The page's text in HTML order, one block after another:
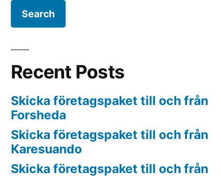
Recent Posts
Skicka företagspaket till och från
Forsheda
Skicka företagspaket till och från
Karesuando
Skicka företagspaket till och från